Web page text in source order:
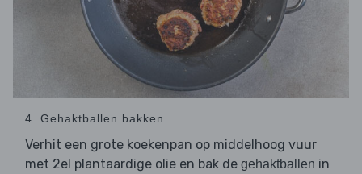
4. Gehaktballen bakken
Verhit een grote koekenpan op middelhoog vuur
met 2el plantaardige olie en bak de gehaktballen in